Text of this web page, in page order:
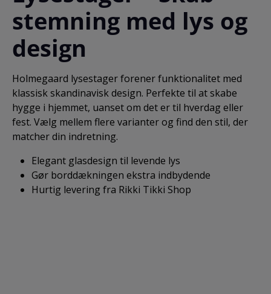
stemning med lys og
design
Holmegaard lysestager forener funktionalitet med
klassisk skandinavisk design. Perfekte til at skabe
hygge i hjemmet, uanset om det er til hverdag eller
fest. Vælg mellem flere varianter og find den stil, der
matcher din indretning.
Elegant glasdesign til levende lys
Gør borddækningen ekstra indbydende
Hurtig levering fra Rikki Tikki Shop